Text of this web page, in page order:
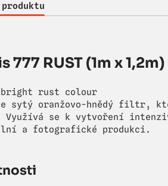
777 RUST (1m x 1,2m)
rust colour
je sytý oranžovo-hnědý filtr,
Využívá se k vytvoření
a fotografické produkci.